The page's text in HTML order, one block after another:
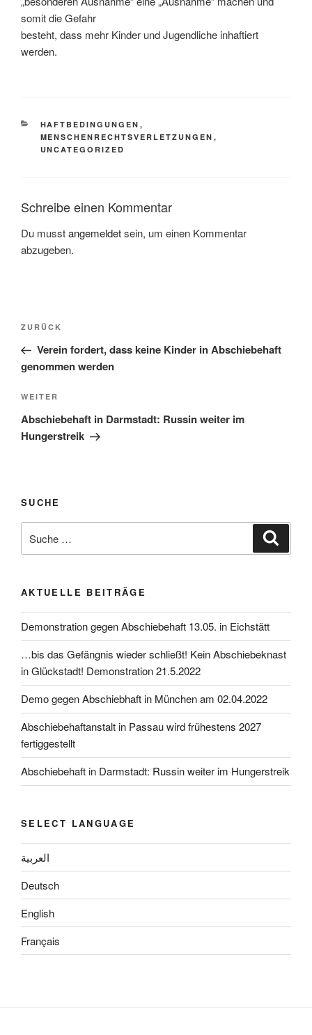
somit die Gefahr
besteht, dass mehr Kinder und Jugendliche inhaftiert
werden.
HAFTBEDINGUNGEN ,
MENSCHENRECHTSVERLETZUNGEN ,
UNCATEGORIZED
Schreibe einen Kommentar
Du musstangemeldetsein, um einen Kommentar
abzugeben.
ZURÜCK
Verein fordert, dass keine Kinder in Abschiebehaft
genommen werden
WEITER
Abschiebehaft in Darmstadt: Russin weiter im
Hungerstreik
SUCHE
AKTUELLE BEITRÄGE
Demonstration gegen Abschiebehaft 13.05. in Eichstätt
…bis das Gefängnis wieder schließt! Kein Abschiebeknast
in Glückstadt! Demonstration 21.5.2022
Demo gegen Abschiebhaft in München am 02.04.2022
Abschiebehaftanstalt in Passau wird frühestens 2027
fertiggestellt
Abschiebehaft in Darmstadt: Russin weiter im Hungerstreik
SELECT LANGUAGE
العربية
Deutsch
English
Français